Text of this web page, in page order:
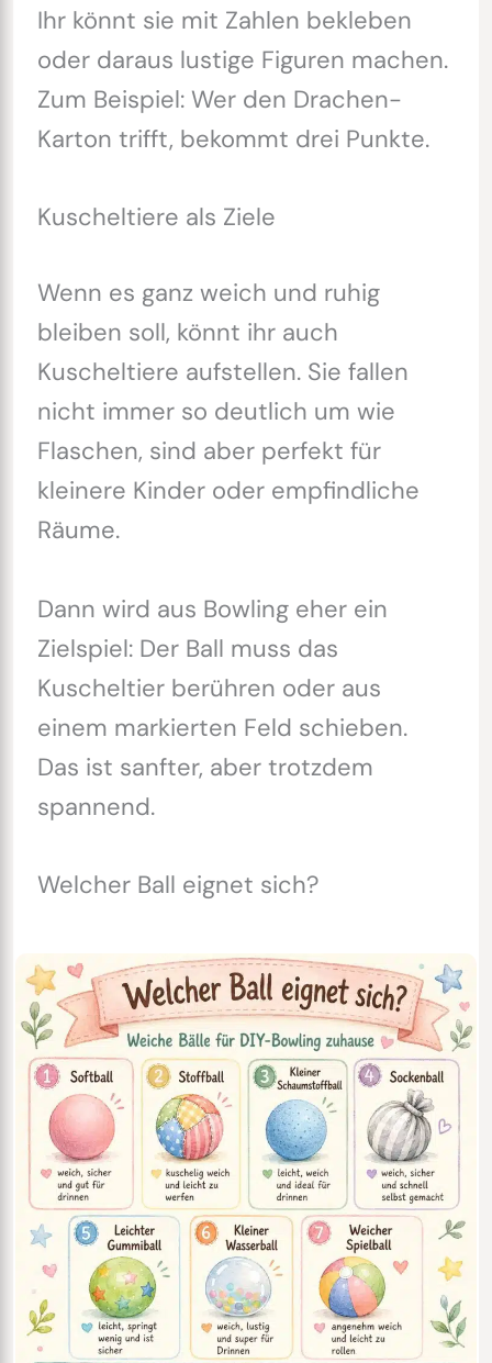
Ihr könnt sie mit Zahlen bekleben
oder daraus lustige Figuren machen.
Zum Beispiel: Wer den Drachen-
Karton trifft, bekommt drei Punkte.
Kuscheltiere als Ziele
Wenn es ganz weich und ruhig
bleiben soll, könnt ihr auch
Kuscheltiere aufstellen. Sie fallen
nicht immer so deutlich um wie
Flaschen, sind aber perfekt für
kleinere Kinder oder empfindliche
Räume.
Dann wird aus Bowling eher ein
Zielspiel: Der Ball muss das
Kuscheltier berühren oder aus
einem markierten Feld schieben.
Das ist sanfter, aber trotzdem
spannend.
Welcher Ball eignet sich?